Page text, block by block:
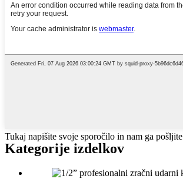
Tukaj napišite svoje sporočilo in nam ga pošljite
Kategorije izdelkov